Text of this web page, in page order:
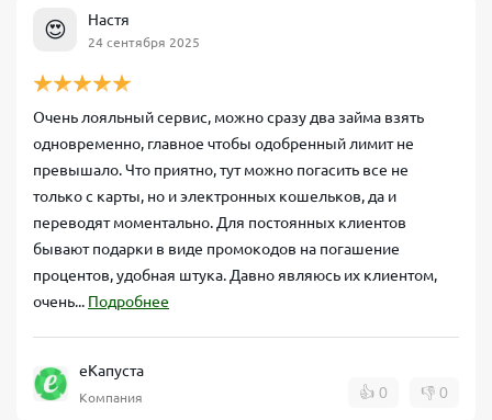
😍 Настя
24 сентября 2025
Очень лояльный сервис, можно сразу два займа взять
одновременно, главное чтобы одобренный лимит не
превышало. Что приятно, тут можно погасить все не
только с карты, но и электронных кошельков, да и
переводят моментально. Для постоянных клиентов
бывают подарки в виде промокодов на погашение
процентов, удобная штука. Давно являюсь их клиентом,
очень... Подробнее
еКапуста
Компания 👍 0 👎 0